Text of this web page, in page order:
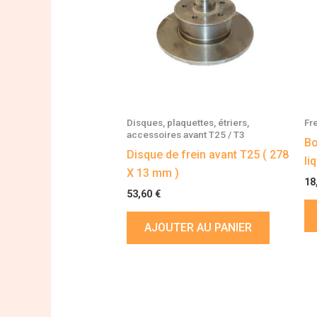
Disques, plaquettes, étriers,
accessoires avant T25 / T3
Disque de frein avant T25 ( 278
X 13 mm )
53,60 €
AJOUTER AU PANIER